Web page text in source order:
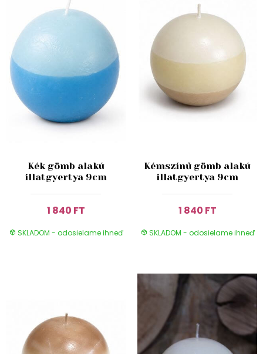
Kék gömb alakú
illatgyertya 9cm
1 840 FT
SKLADOM - odosielame ihneď
Kémszínű gömb alakú
illatgyertya 9cm
1 840 FT
SKLADOM - odosielame ihneď